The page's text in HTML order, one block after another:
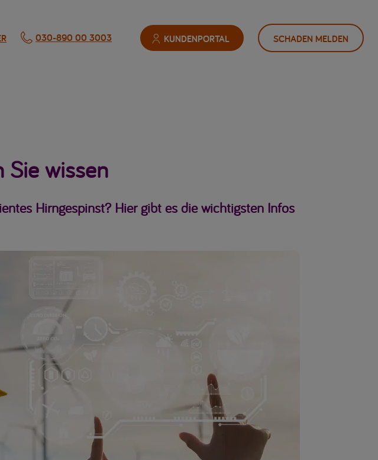
030-890 00 3003 KUNDENPORTAL SCHADEN MELDEN
Sie wissen
Hirngespinst? Hier gibt es die wichtigsten Infos